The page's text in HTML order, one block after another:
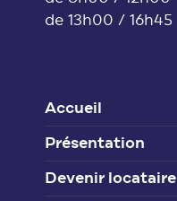
de 13h00 / 16h45
Accueil
Présentation
Devenir locataire